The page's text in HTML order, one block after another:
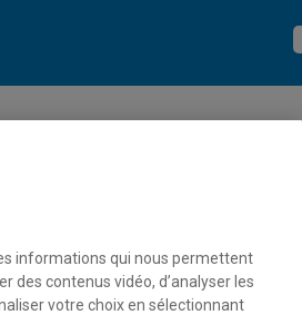
informations qui nous permettent
des contenus vidéo, d’analyser les
votre choix en sélectionnant